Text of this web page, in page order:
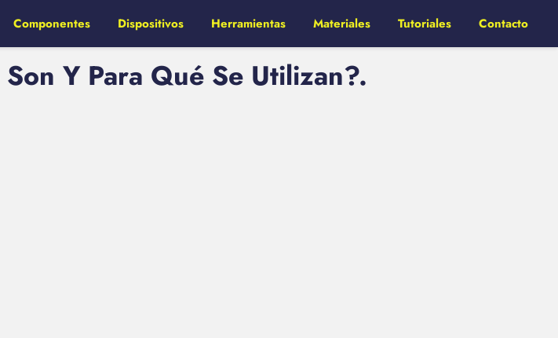
Componentes Dispositivos Herramientas Materiales Tutoriales Contacto
Y Para Qué Se Utilizan?.